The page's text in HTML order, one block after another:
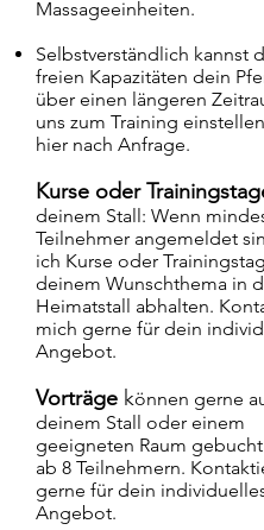
Massageeinheiten.
Selbstverständlich kannst
freien Kapazitäten dein
über einen längeren
uns zum Training
hier nach Anfrage.
Kurse oder
deinem Stall: Wenn
Teilnehmer angemeldet
ich Kurse oder
deinem Wunschthema in
Heimatstall abhalten.
mich gerne für dein
Angebot.
Vorträge können gerne
deinem Stall oder einem
geeigneten Raum
ab 8 Teilnehmern.
gerne für dein
Angebot.